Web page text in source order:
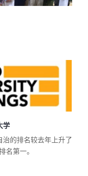
学
的排名较去年上升了
名第一。